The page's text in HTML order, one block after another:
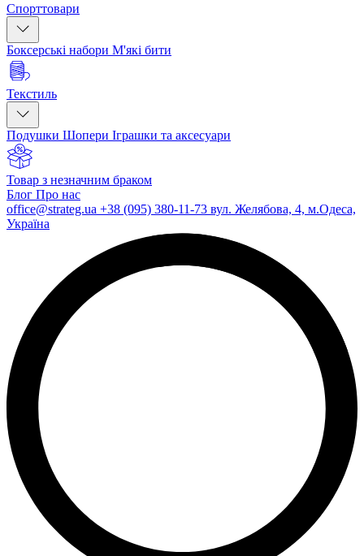
Спорттовари
Боксерські набори М'які бити
Текстиль
Подушки Шопери Іграшки та аксесуари
Товар з незначним браком
Блог Про нас
office@strateg.ua +38 (095) 380-11-73 вул. Желябова, 4, м.Одеса,
Україна